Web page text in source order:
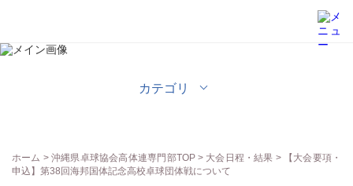
カテゴリ
ホーム >沖縄県卓球協会高体連専門部TOP> 大会日程・結果 > 【大会要項・
申込】第38回海邦国体記念高校卓球団体戦について